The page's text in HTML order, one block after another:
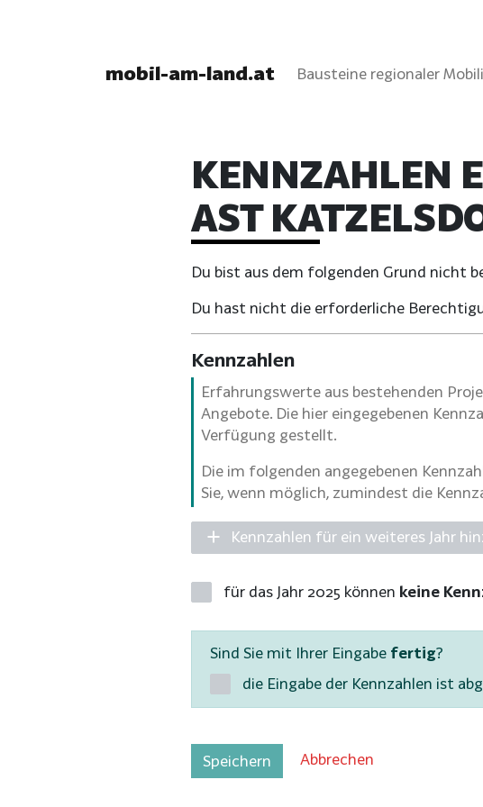
mobil-am-land.at Bausteine regionaler
KENNZAHLEN
AST
Du bist aus dem folgenden Grund nicht
Du hast nicht die erforderliche
Kennzahlen
Erfahrungswerte aus bestehenden
Angebote. Die hier eingegebenen
Verfügung gestellt.
Die im folgenden angegebenen
Sie, wenn möglich, zumindest die
Kennzahlen für ein weiteres Jahr
für das Jahr 2025 können keine
Sind Sie mit Ihrer Eingabe fertig?
die Eingabe der Kennzahlen ist
Speichern Abbrechen